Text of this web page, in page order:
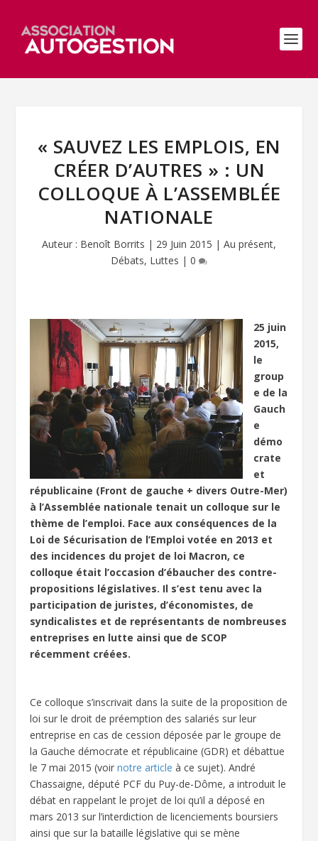
« SAUVEZ LES EMPLOIS, EN
CRÉER D’AUTRES » : UN
COLLOQUE À L’ASSEMBLÉE
NATIONALE
Auteur : Benoît Borrits | 29 Juin 2015 | Au présent,
Débats, Luttes | 0
25 juin
2015,
le
group
e de la
Gauch
e
démo
crate
et
républicaine (Front de gauche + divers Outre-Mer)
à l’Assemblée nationale tenait un colloque sur le
thème de l’emploi. Face aux conséquences de la
Loi de Sécurisation de l’Emploi votée en 2013 et
des incidences du projet de loi Macron, ce
colloque était l’occasion d’ébaucher des contre-
propositions législatives. Il s’est tenu avec la
participation de juristes, d’économistes, de
syndicalistes et de représentants de nombreuses
entreprises en lutte ainsi que de SCOP
récemment créées.
Ce colloque s’inscrivait dans la suite de la proposition de
loi sur le droit de préemption des salariés sur leur
entreprise en cas de cession déposée par le groupe de
la Gauche démocrate et républicaine (GDR) et débattue
le 7 mai 2015 (voirnotre article à ce sujet). André
Chassaigne, député PCF du Puy-de-Dôme, a introduit le
débat en rappelant le projet de loi qu’il a déposé en
mars 2013 sur l’interdiction de licenciements boursiers
ainsi que sur la bataille législative qui se mène